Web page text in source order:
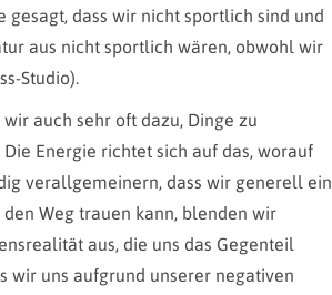
dass wir nicht sportlich sind und
aus nicht sportlich wären, obwohl wir
Studio).
auch sehr oft dazu, Dinge zu
Energie richtet sich auf das, worauf
verallgemeinern, dass wir generell ein
Weg trauen kann, blenden wir
aus, die uns das Gegenteil
wir uns aufgrund unserer negativen